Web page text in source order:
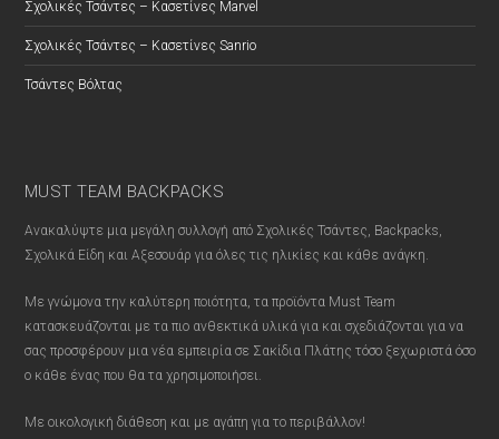
Σχολικές Τσάντες – Κασετίνες Marvel
Σχολικές Τσάντες – Κασετίνες Sanrio
Τσάντες Βόλτας
MUST TEAM BACKPACKS
Ανακαλύψτε μια μεγάλη συλλογή από Σχολικές Τσάντες, Backpacks,
Σχολικά Είδη και Αξεσουάρ για όλες τις ηλικίες και κάθε ανάγκη.
Με γνώμονα την καλύτερη ποιότητα, τα προϊόντα Must Team
κατασκευάζονται με τα πιο ανθεκτικά υλικά για και σχεδιάζονται για να
σας προσφέρουν μια νέα εμπειρία σε Σακίδια Πλάτης τόσο ξεχωριστά όσο
ο κάθε ένας που θα τα χρησιμοποιήσει.
Με οικολογική διάθεση και με αγάπη για το περιβάλλον!